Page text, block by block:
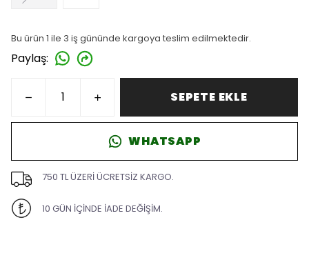
Bu ürün 1 ile 3 iş gününde kargoya teslim edilmektedir.
Paylaş:
SEPETE EKLE
WHATSAPP
750 TL ÜZERİ ÜCRETSİZ KARGO.
10 GÜN İÇİNDE İADE DEĞİŞİM.